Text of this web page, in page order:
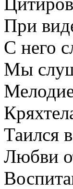
При
С него
Мы
Таился
Любви